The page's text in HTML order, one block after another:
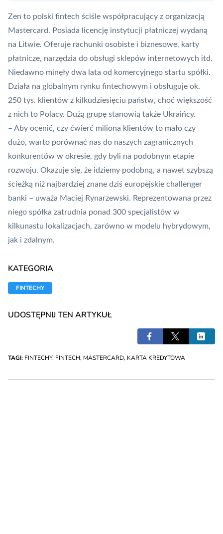
Zen to polski fintech ściśle współpracujący z organizacją
Mastercard. Posiada licencję instytucji płatniczej wydaną
na Litwie. Oferuje rachunki osobiste i biznesowe, karty
płatnicze, narzędzia do obsługi sklepów internetowych itd.
Niedawno minęły dwa lata od komercyjnego startu spółki.
Działa na globalnym rynku fintechowym i obsługuje ok.
250 tys. klientów z kilkudziesięciu państw, choć większość
z nich to Polacy. Dużą grupę stanowią także Ukraińcy.
– Aby ocenić, czy ćwierć miliona klientów to mało czy
dużo, warto porównać nas do naszych zagranicznych
konkurentów w okresie, gdy byli na podobnym etapie
rozwoju. Okazuje się, że idziemy podobną, a nawet szybszą
ścieżką niż najbardziej znane dziś europejskie challenger
banki – uważa Maciej Rynarzewski. Reprezentowana przez
niego spółka zatrudnia ponad 300 specjalistów w
kilkunastu lokalizacjach, zarówno w modelu hybrydowym,
jak i zdalnym.
KATEGORIA
FINTECHY
UDOSTĘPNIJ TEN ARTYKUŁ
TAGI: FINTECHY, FINTECH, MASTERCARD, KARTA KREDYTOWA